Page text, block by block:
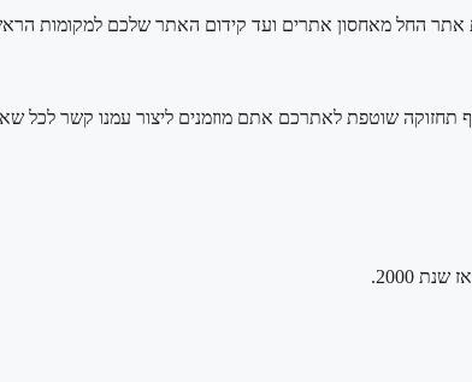
תחזוקה שוטפת לאתרכם אתם מוזמנים ליצור עמנו קשר לכל